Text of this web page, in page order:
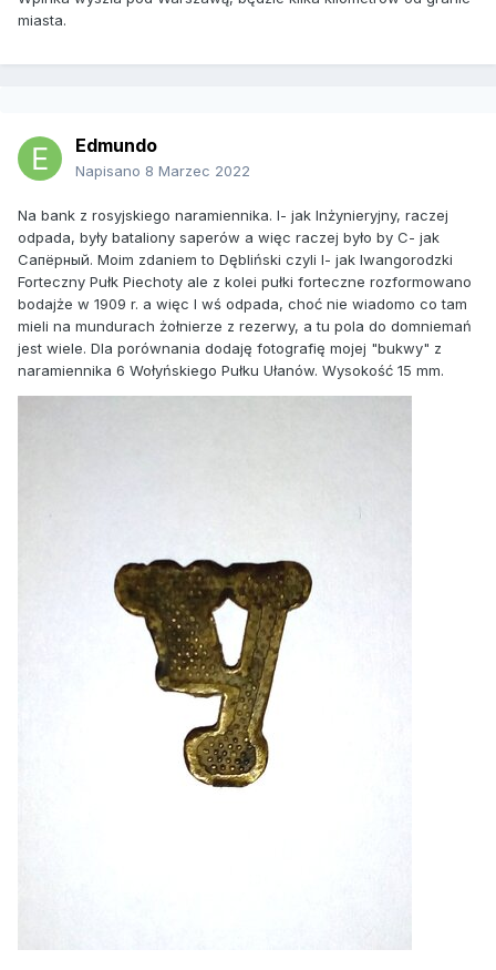
Może dla odmiany napiszesz gdzie literka się znalazła - a
ПОГОНАХ
lub obrazki do rozkazu z 1911 roku
https://dobroni.pl/post/carskie-grh-w-polsce-
f556429/strona3
i te obrazki też
http://www.sammler.ru/index.php?showtopic=161755
miasta.
Edmundo
Napisano 8 Marzec 2022
Na bank z rosyjskiego naramiennika. I- jak Inżynieryjny, raczej
odpada, były bataliony saperów a więc raczej było by C- jak
Cапёрный. Moim zdaniem to Dębliński czyli I- jak Iwangorodzki
Forteczny Pułk Piechoty ale z kolei pułki forteczne rozformowano
bodajże w 1909 r. a więc I wś odpada, choć nie wiadomo co tam
mieli na mundurach żołnierze z rezerwy, a tu pola do domniemań
jest wiele. Dla porównania dodaję fotografię mojej "bukwy" z
naramiennika 6 Wołyńskiego Pułku Ułanów. Wysokość 15 mm.